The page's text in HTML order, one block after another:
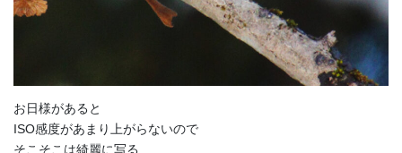
お日様があると
ISO感度があまり上がらないので
そこそこは綺麗に写る